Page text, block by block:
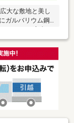
大な敷地と美し
ガルバリウム鋼
帖以上の居室を
」の豪華な造り
くれます♪バス停
があるため利便